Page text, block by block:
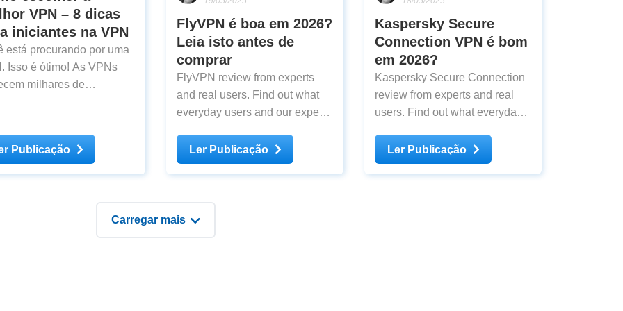
VPN – 8 dicas
iniciantes na VPN
está procurando por uma
é ótimo! As VPNs
milhares de
e diferentes
IP, mas tenho
sobre elas, clique aqui.
Publicação
FlyVPN é boa em 2026?
Leia isto antes de
comprar
FlyVPN review from experts
and real users. Find out what
everyday users and our experts
Ler Publicação
Kaspersky Secure
Connection VPN é bom
em 2026?
Kaspersky Secure Connection
review from experts and real
users. Find out what everyday
about Kaspersky Secure
Connection after testing
Ler Publicação
Carregar mais